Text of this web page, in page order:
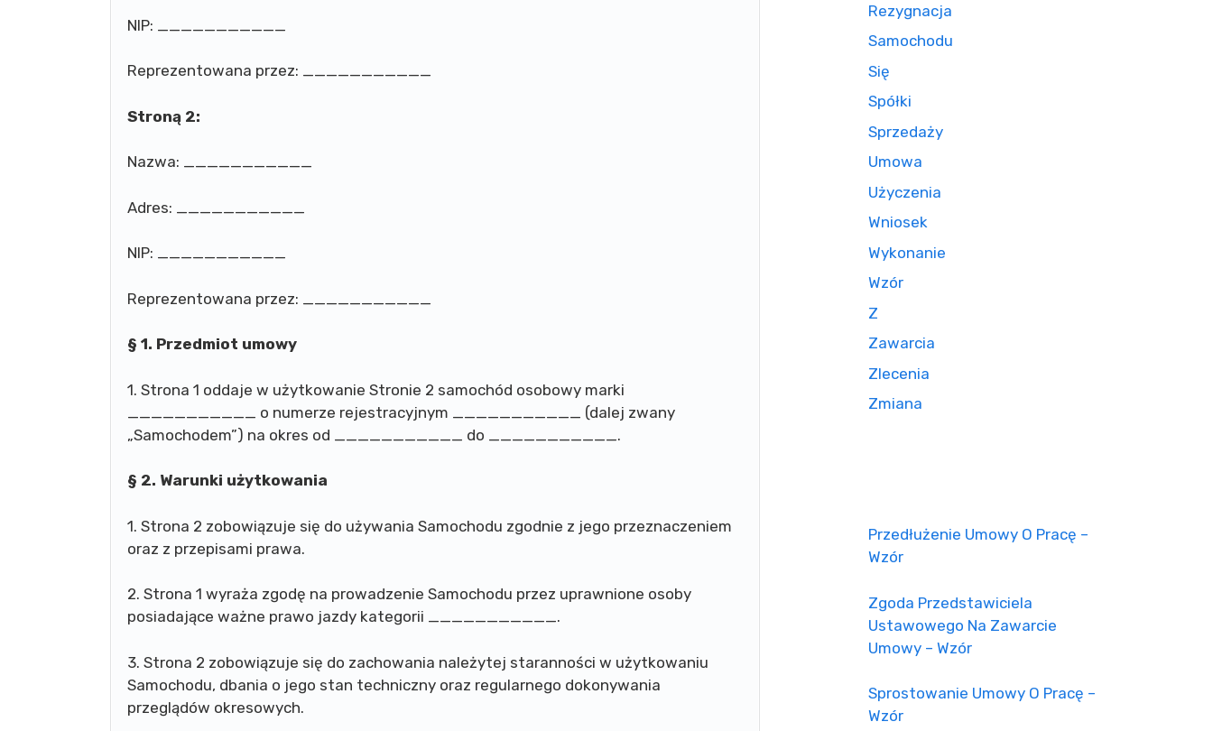
NIP: ___________
Reprezentowana przez: ___________
Stroną 2:
Nazwa: ___________
Adres: ___________
NIP: ___________
Reprezentowana przez: ___________
§ 1. Przedmiot umowy
1. Strona 1 oddaje w użytkowanie Stronie 2 samochód osobowy marki
___________ o numerze rejestracyjnym ___________ (dalej zwany
„Samochodem”) na okres od ___________ do ___________.
§ 2. Warunki użytkowania
1. Strona 2 zobowiązuje się do używania Samochodu zgodnie z jego przeznaczeniem
oraz z przepisami prawa.
2. Strona 1 wyraża zgodę na prowadzenie Samochodu przez uprawnione osoby
posiadające ważne prawo jazdy kategorii ___________.
3. Strona 2 zobowiązuje się do zachowania należytej staranności w użytkowaniu
Samochodu, dbania o jego stan techniczny oraz regularnego dokonywania
przeglądów okresowych.
Rezygnacja
Samochodu
Się
Spółki
Sprzedaży
Umowa
Użyczenia
Wniosek
Wykonanie
Wzór
Z
Zawarcia
Zlecenia
Zmiana
Przedłużenie Umowy O Pracę –
Wzór
Zgoda Przedstawiciela
Ustawowego Na Zawarcie
Umowy – Wzór
Sprostowanie Umowy O Pracę –
Wzór